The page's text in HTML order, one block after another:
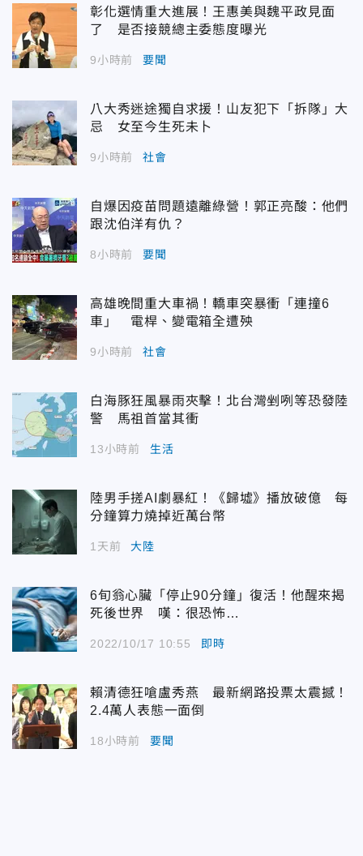
彰化選情重大進展！王惠美與魏平政見面
了 是否接競總主委態度曝光
9小時前 要聞
八大秀迷途獨自求援！山友犯下「拆隊」大
忌 女至今生死未卜
9小時前 社會
自爆因疫苗問題遠離綠營！郭正亮酸：他們
跟沈伯洋有仇？
8小時前 要聞
高雄晚間重大車禍！轎車突暴衝「連撞6
車」 電桿、變電箱全遭殃
9小時前 社會
白海豚狂風暴雨夾擊！北台灣剉咧等恐發陸
警 馬祖首當其衝
13小時前 生活
陸男手搓AI劇暴紅！《歸墟》播放破億 每
分鐘算力燒掉近萬台幣
1天前 大陸
6旬翁心臟「停止90分鐘」復活！他醒來揭
死後世界 嘆：很恐怖…
2022/10/17 10:55 即時
賴清德狂嗆盧秀燕 最新網路投票太震撼！
2.4萬人表態一面倒
18小時前 要聞